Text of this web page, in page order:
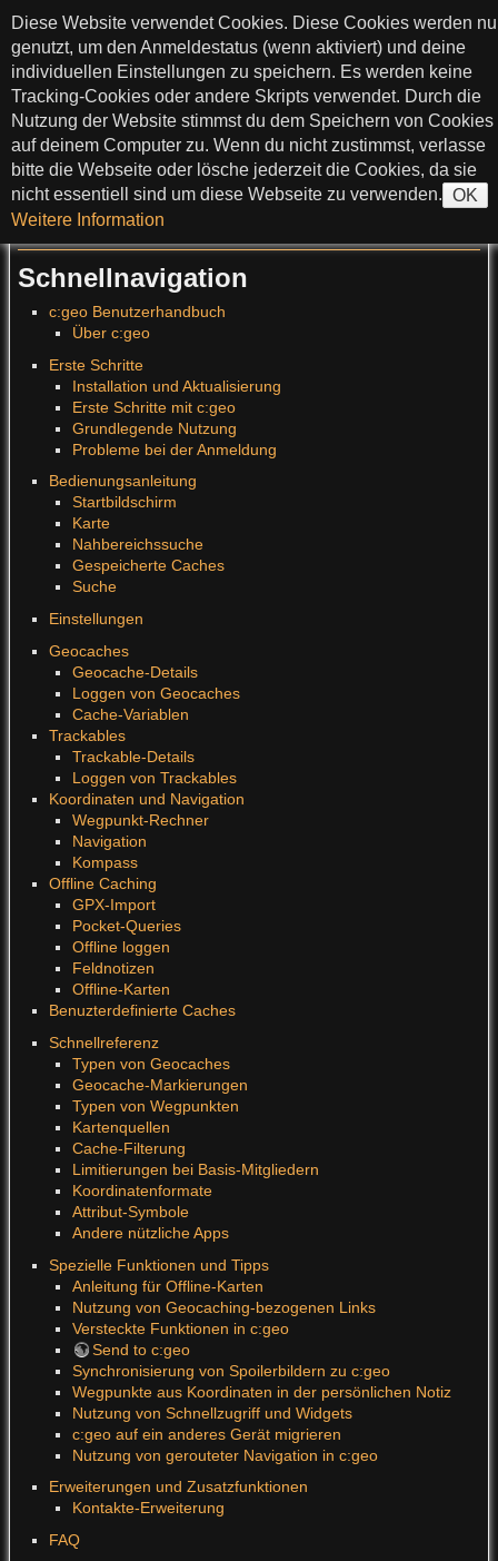
zum Inhalt springen
c:geo User Guide
>
Übersetzungen dieser Seite?:
Schnellnavigation
c:geo Benutzerhandbuch
Über c:geo
Erste Schritte
Installation und Aktualisierung
Erste Schritte mit c:geo
Grundlegende Nutzung
Probleme bei der Anmeldung
Bedienungsanleitung
Startbildschirm
Karte
Nahbereichssuche
Gespeicherte Caches
Suche
Einstellungen
Geocaches
Geocache-Details
Loggen von Geocaches
Cache-Variablen
Trackables
Trackable-Details
Loggen von Trackables
Koordinaten und Navigation
Wegpunkt-Rechner
Navigation
Kompass
Offline Caching
GPX-Import
Pocket-Queries
Offline loggen
Feldnotizen
Offline-Karten
Benuzterdefinierte Caches
Schnellreferenz
Typen von Geocaches
Geocache-Markierungen
Typen von Wegpunkten
Kartenquellen
Cache-Filterung
Limitierungen bei Basis-Mitgliedern
Koordinatenformate
Attribut-Symbole
Andere nützliche Apps
Spezielle Funktionen und Tipps
Anleitung für Offline-Karten
Nutzung von Geocaching-bezogenen Links
Versteckte Funktionen in c:geo
Send to c:geo
Synchronisierung von Spoilerbildern zu c:geo
Wegpunkte aus Koordinaten in der persönlichen Notiz
Nutzung von Schnellzugriff und Widgets
c:geo auf ein anderes Gerät migrieren
Nutzung von gerouteter Navigation in c:geo
Erweiterungen und Zusatzfunktionen
Kontakte-Erweiterung
FAQ
Diese Website verwendet Cookies. Diese Cookies werden
genutzt, um den Anmeldestatus (wenn aktiviert) und deine
individuellen Einstellungen zu speichern. Es werden keine
Tracking-Cookies oder andere Skripts verwendet. Durch die
Nutzung der Website stimmst du dem Speichern von Cookies
auf deinem Computer zu. Wenn du nicht zustimmst, verlasse
bitte die Webseite oder lösche jederzeit die Cookies, da sie
nicht essentiell sind um diese Webseite zu verwenden. OK
Weitere Information